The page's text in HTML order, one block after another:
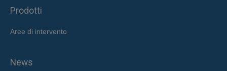
Prodotti
Aree di intervento
News